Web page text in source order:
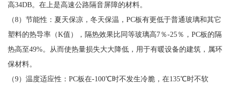
高34DB。在上是高速公路隔音屏障的材料。
（8）节能性：夏天保凉，冬天保温，PC板有更低于普通玻璃和其它
塑料的热导率（K值），隔热效果比同等玻璃高7％-25％，PC板的隔
热高至49%。从而使热量损失大大降低，用于有暖设备的建筑，属环
保材料。
（9）温度适应性：PC板在-100℃时不发生冷脆，在135℃时不软